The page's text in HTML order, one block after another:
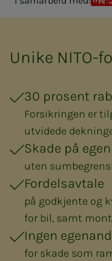
Tryg
Unike NITO-
30 prosent
Forsikringen er
utvidede
Skade på
uten
Fordelsavtale
på godkjente og
for bil, samt
Ingen
for skade som